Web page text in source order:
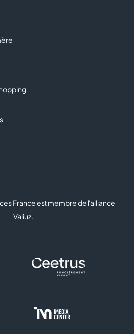
France est membre de l'alliance
Valiuz.